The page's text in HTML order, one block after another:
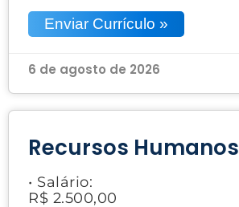
Enviar Currículo »
6 de agosto de 2026
Recursos Humanos
• Salário:
R$ 2.500,00